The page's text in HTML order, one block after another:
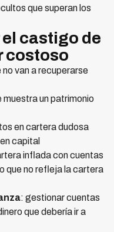
que superan los
castigo de
costoso
van a recuperarse
muestra un patrimonio
en cartera dudosa
capital
inflada con cuentas
que no refleja la cartera
: gestionar cuentas
que debería ir a